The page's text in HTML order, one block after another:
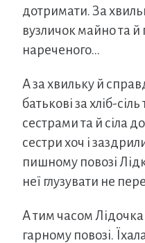
дотримати. За
вузличок майно та
нареченого…
А за хвильку й
батькові за хліб-
сестрами та й сіла
сестри хоч і
пишному повозі
неї глузувати не
А тим часом Лідочка
гарному повозі.